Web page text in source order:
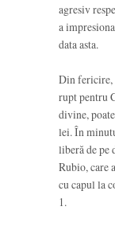
agresiv
a
data asta.
Din fericire,
rupt pentru
divine,
lei. În
liberă de pe
Rubio, care
cu capul la
1.